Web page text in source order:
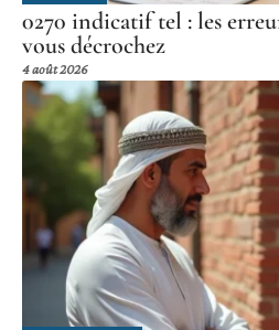
0270 indicatif tel : les
vous décrochez
4 août 2026